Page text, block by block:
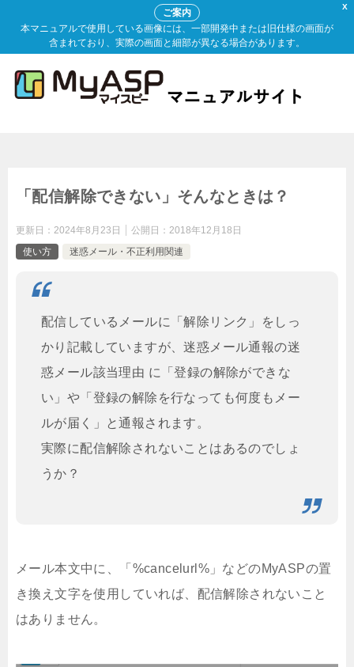
X
ご案内
本マニュアルで使用している画像には、一部開発中または旧仕様の画面が
含まれており、実際の画面と細部が異なる場合があります。
「配信解除できない」そんなときは？
更新日： 2024年8月23日 公開日： 2018年12月18日
使い方
迷惑メール・不正利用関連
配信しているメールに「解除リンク」をしっ
かり記載していますが、迷惑メール通報の迷
惑メール該当理由 に「登録の解除ができな
い」や「登録の解除を行なっても何度もメー
ルが届く」と通報されます。
実際に配信解除されないことはあるのでしょ
うか？
メール本文中に、「%cancelurl%」などのMyASPの置
き換え文字を使用していれば、配信解除されないこと
はありません。